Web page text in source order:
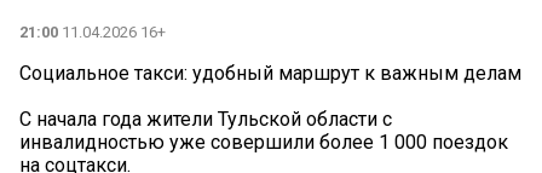
21:00 11.04.2026 16+
Социальное такси: удобный маршрут к важным делам
С начала года жители Тульской области с
инвалидностью уже совершили более 1 000 поездок
на соцтакси.